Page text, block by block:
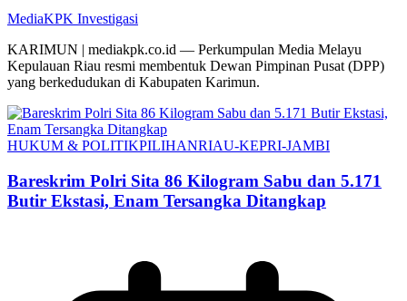
MediaKPK Investigasi
KARIMUN | mediakpk.co.id — Perkumpulan Media Melayu
Kepulauan Riau resmi membentuk Dewan Pimpinan Pusat (DPP)
yang berkedudukan di Kabupaten Karimun.
HUKUM & POLITIKPILIHANRIAU-KEPRI-JAMBI
Bareskrim Polri Sita 86 Kilogram Sabu dan 5.171
Butir Ekstasi, Enam Tersangka Ditangkap